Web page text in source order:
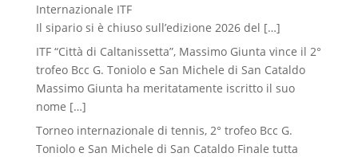
Internazionale ITF
Il sipario si è chiuso sull’edizione 2026 del […]
ITF “Città di Caltanissetta”, Massimo Giunta vince il 2°
trofeo Bcc G. Toniolo e San Michele di San Cataldo
Massimo Giunta ha meritatamente iscritto il suo
nome […]
Torneo internazionale di tennis, 2° trofeo Bcc G.
Toniolo e San Michele di San Cataldo Finale tutta